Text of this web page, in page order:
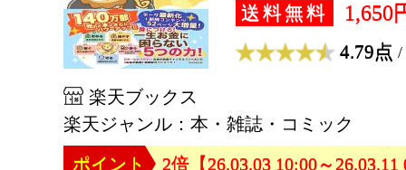
送料無料 1,650
4.79点 /
楽天ブックス
楽天ジャンル：本・雑誌・コミック
ポイント
2倍【26.03.03 10:00～26.03.11